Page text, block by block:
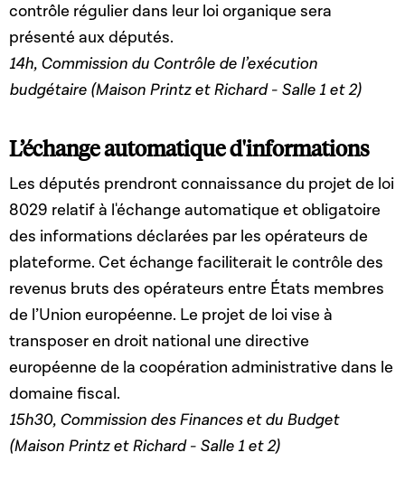
contrôle régulier dans leur loi organique sera
présenté aux députés.
14h, Commission du Contrôle de l’exécution
budgétaire (Maison Printz et Richard - Salle 1 et 2)
L’échange automatique d'informations
Les députés prendront connaissance du projet de loi
8029 relatif à l'échange automatique et obligatoire
des informations déclarées par les opérateurs de
plateforme. Cet échange faciliterait le contrôle des
revenus bruts des opérateurs entre États membres
de l’Union européenne. Le projet de loi vise à
transposer en droit national une directive
européenne de la coopération administrative dans le
domaine fiscal.
15h30, Commission des Finances et du Budget
(Maison Printz et Richard - Salle 1 et 2)